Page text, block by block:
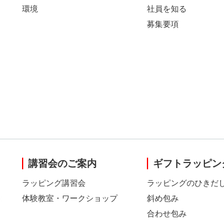
環境
社員を知る
募集要項
講習会のご案内
ラッピング講習会
体験教室・ワークショップ
ギフトラッピン
ラッピングのひきだ
斜め包み
合わせ包み